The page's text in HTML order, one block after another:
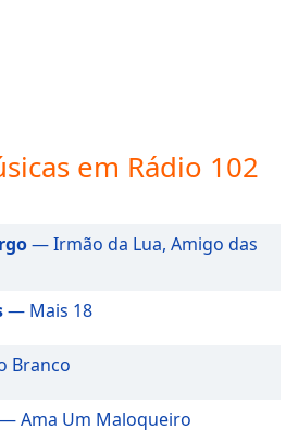
em Rádio 102
— Irmão da Lua, Amigo das
— Mais 18
Branco
— Ama Um Maloqueiro